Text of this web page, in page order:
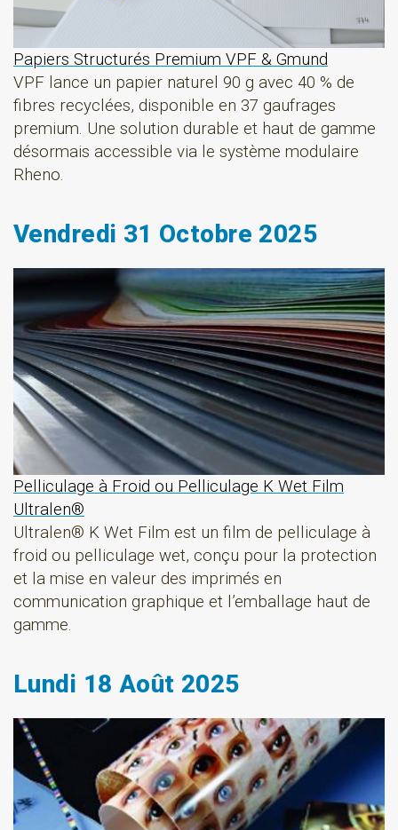
Papiers Structurés Premium VPF & Gmund
VPF lance un papier naturel 90 g avec 40 % de
fibres recyclées, disponible en 37 gaufrages
premium. Une solution durable et haut de gamme
désormais accessible via le système modulaire
Rheno.
Vendredi 31 Octobre 2025
Pelliculage à Froid ou Pelliculage K Wet Film
Ultralen®
Ultralen® K Wet Film est un film de pelliculage à
froid ou pelliculage wet, conçu pour la protection
et la mise en valeur des imprimés en
communication graphique et l’emballage haut de
gamme.
Lundi 18 Août 2025